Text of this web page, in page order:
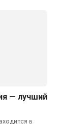
— лучший
в